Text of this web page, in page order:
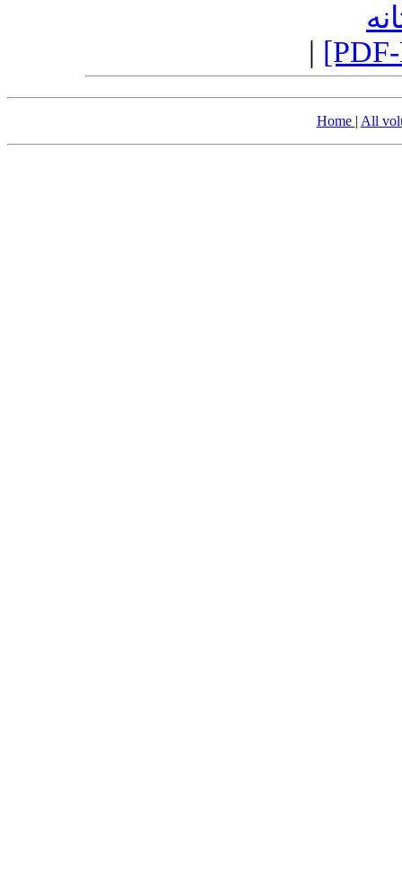
|
Home | All